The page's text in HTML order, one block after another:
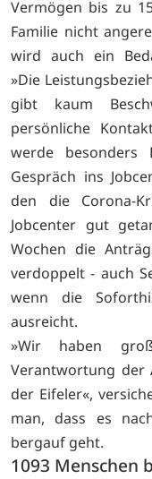
Vermögen bis zu
Familie nicht
wird auch ein
»Die
gibt kaum
persönliche
werde besonders
Gespräch ins
den die Corona-
Jobcenter gut
Wochen die
verdoppelt - auch
wenn die
ausreicht.
»Wir haben
Verantwortung der
der Eifeler«,
man, dass es
bergauf geht.
1093 Menschen